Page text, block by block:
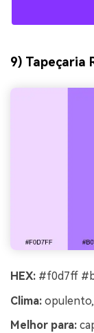
9) Tapeçaria
HEX: #f0d7ff
Clima:
Melhor para: